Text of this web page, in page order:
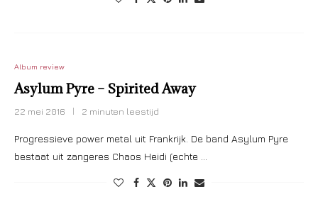
Album review
Asylum Pyre – Spirited Away
22 mei 2016 2 minuten leestijd
Progressieve power metal uit Frankrijk. De band Asylum Pyre
bestaat uit zangeres Chaos Heidi (echte …